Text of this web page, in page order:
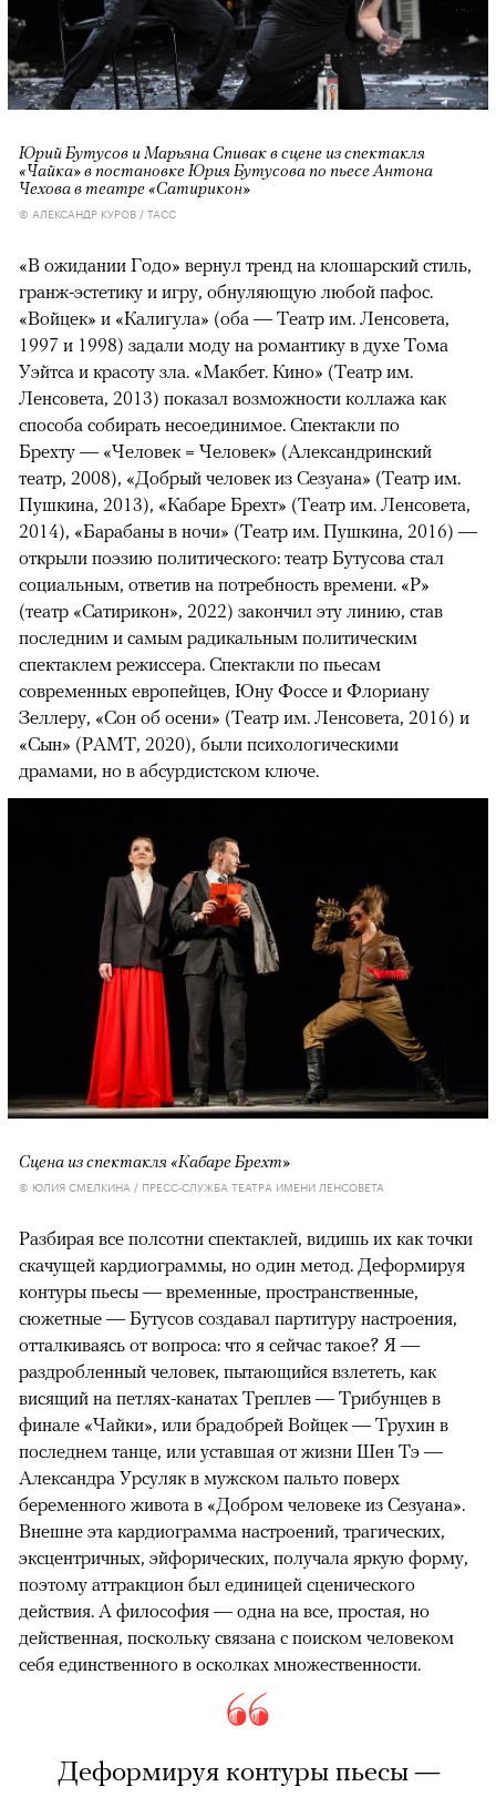
Юрий Бутусов и Марьяна Спивак в сцене из спектакля
«Чайка» в постановке Юрия Бутусова по пьесе Антона
Чехова в театре «Сатирикон»
© АЛЕКСАНДР КУРОВ / ТАСС
«В ожидании Годо» вернул тренд на клошарский стиль,
гранж-эстетику и игру, обнуляющую любой пафос.
«Войцек» и «Калигула» (оба — Театр им. Ленсовета,
1997 и 1998) задали моду на романтику в духе Тома
Уэйтса и красоту зла. «Макбет. Кино» (Театр им.
Ленсовета, 2013) показал возможности коллажа как
способа собирать несоединимое. Спектакли по
Брехту — «Человек = Человек» (Александринский
театр, 2008), «Добрый человек из Сезуана» (Театр им.
Пушкина, 2013), «Кабаре Брехт» (Театр им. Ленсовета,
2014), «Барабаны в ночи» (Театр им. Пушкина, 2016) —
открыли поэзию политического: театр Бутусова стал
социальным, ответив на потребность времени. «Р»
(театр «Сатирикон», 2022) закончил эту линию, став
последним и самым радикальным политическим
спектаклем режиссера. Спектакли по пьесам
современных европейцев, Юну Фоссе и Флориану
Зеллеру, «Сон об осени» (Театр им. Ленсовета, 2016) и
«Сын» (РАМТ, 2020), были психологическими
драмами, но в абсурдистском ключе.
Сцена из спектакля «Кабаре Брехт»
© ЮЛИЯ СМЕЛКИНА / ПРЕСС-СЛУЖБА ТЕАТРА ИМЕНИ ЛЕНСОВЕТА
Разбирая все полсотни спектаклей, видишь их как точки
скачущей кардиограммы, но один метод. Деформируя
контуры пьесы — временные, пространственные,
сюжетные — Бутусов создавал партитуру настроения,
отталкиваясь от вопроса: что я сейчас такое? Я —
раздробленный человек, пытающийся взлететь, как
висящий на петлях-канатах Треплев — Трибунцев в
финале «Чайки», или брадобрей Войцек — Трухин в
последнем танце, или уставшая от жизни Шен Тэ —
Александра Урсуляк в мужском пальто поверх
беременного живота в «Добром человеке из Сезуана».
Внешне эта кардиограмма настроений, трагических,
эксцентричных, эйфорических, получала яркую форму,
поэтому аттракцион был единицей сценического
действия. А философия — одна на все, простая, но
действенная, поскольку связана с поиском человеком
себя единственного в осколках множественности.
Деформируя контуры пьесы —